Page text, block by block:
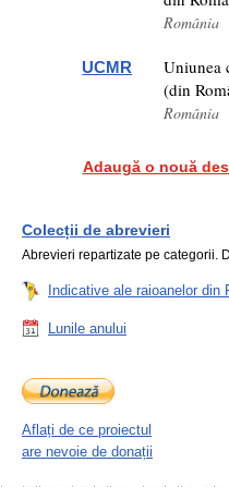
România
UCMR
Uniunea
(din
România
Adaugă o nouă
Colecții de abrevieri
Abrevieri repartizate pe categorii.
Indicative ale raioanelor din
Lunile anului
Aflați de ce proiectul
are nevoie de donații